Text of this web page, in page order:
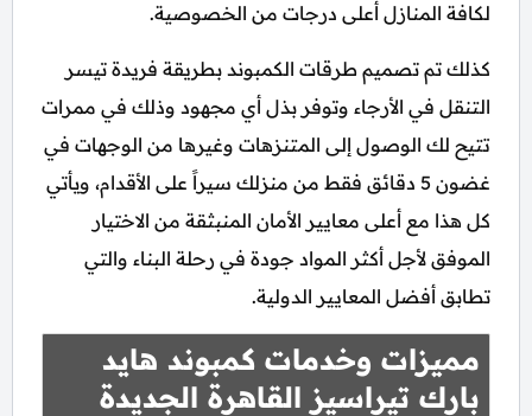
لكافة المنازل أعلى درجات من الخصوصية.
كذلك تم تصميم طرقات الكمبوند بطريقة فريدة تيسر
التنقل في الأرجاء وتوفر بذل أي مجهود وذلك في ممرات
تتيح لك الوصول إلى المتنزهات وغيرها من الوجهات في
غضون 5 دقائق فقط من منزلك سيراً على الأقدام، ويأتي
كل هذا مع أعلى معايير الأمان المنبثقة من الاختيار
الموفق لأجل أكثر المواد جودة في رحلة البناء والتي
تطابق أفضل المعايير الدولية.
مميزات وخدمات كمبوند هايد
بارك تيراسيز القاهرة الجديدة